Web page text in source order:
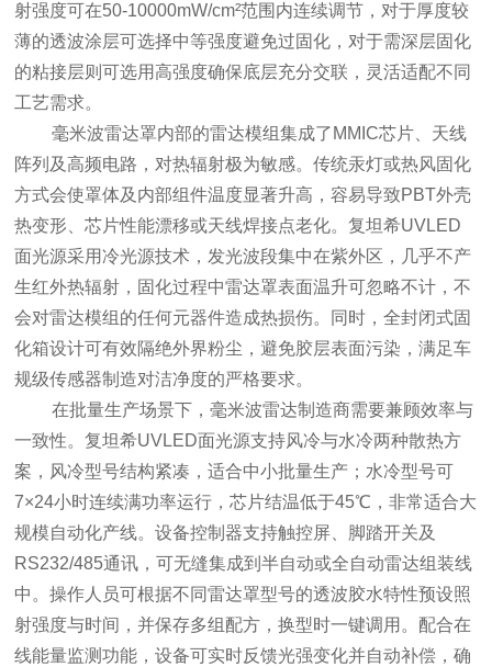
射强度可在50-10000mW/cm²范围内连续调节，对于厚度较
薄的透波涂层可选择中等强度避免过固化，对于需深层固化
的粘接层则可选用高强度确保底层充分交联，灵活适配不同
工艺需求。
毫米波雷达罩内部的雷达模组集成了MMIC芯片、天线
阵列及高频电路，对热辐射极为敏感。传统汞灯或热风固化
方式会使罩体及内部组件温度显著升高，容易导致PBT外壳
热变形、芯片性能漂移或天线焊接点老化。复坦希UVLED
面光源采用冷光源技术，发光波段集中在紫外区，几乎不产
生红外热辐射，固化过程中雷达罩表面温升可忽略不计，不
会对雷达模组的任何元器件造成热损伤。同时，全封闭式固
化箱设计可有效隔绝外界粉尘，避免胶层表面污染，满足车
规级传感器制造对洁净度的严格要求。
在批量生产场景下，毫米波雷达制造商需要兼顾效率与
一致性。复坦希UVLED面光源支持风冷与水冷两种散热方
案，风冷型号结构紧凑，适合中小批量生产；水冷型号可
7×24小时连续满功率运行，芯片结温低于45℃，非常适合大
规模自动化产线。设备控制器支持触控屏、脚踏开关及
RS232/485通讯，可无缝集成到半自动或全自动雷达组装线
中。操作人员可根据不同雷达罩型号的透波胶水特性预设照
射强度与时间，并保存多组配方，换型时一键调用。配合在
线能量监测功能，设备可实时反馈光强变化并自动补偿，确